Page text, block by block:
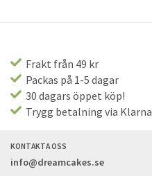
Frakt från 49 kr
Packas på 1-5 dagar
30 dagars öppet köp!
Trygg betalning via Klarna
KONTAKTA OSS
info@dreamcakes.se